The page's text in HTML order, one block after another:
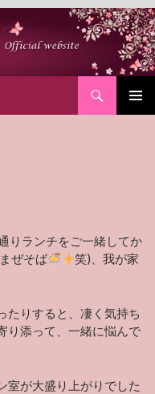
りランチをご一緒してか
ぜそば
笑)、我が家
たりすると、凄く気持ち
り添って、一緒に悩んで
室が大盛り上がりでした